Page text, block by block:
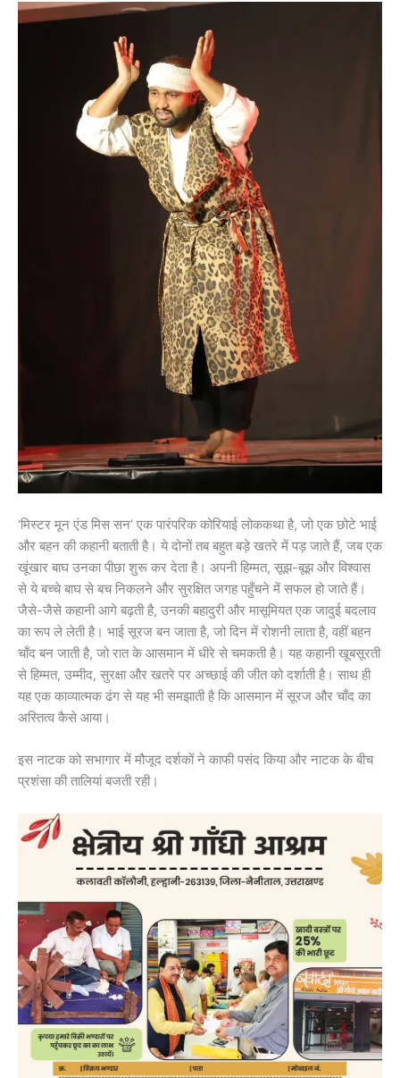
‘मिस्टर मून एंड मिस सन’ एक पारंपरिक कोरियाई लोककथा है, जो एक छोटे भाई
और बहन की कहानी बताती है। ये दोनों तब बहुत बड़े खतरे में पड़ जाते हैं, जब एक
खूंखार बाघ उनका पीछा शुरू कर देता है। अपनी हिम्मत, सूझ-बूझ और विश्वास
से ये बच्चे बाघ से बच निकलने और सुरक्षित जगह पहुँचने में सफल हो जाते हैं।
जैसे-जैसे कहानी आगे बढ़ती है, उनकी बहादुरी और मासूमियत एक जादुई बदलाव
का रूप ले लेती है। भाई सूरज बन जाता है, जो दिन में रोशनी लाता है, वहीं बहन
चाँद बन जाती है, जो रात के आसमान में धीरे से चमकती है। यह कहानी खूबसूरती
से हिम्मत, उम्मीद, सुरक्षा और खतरे पर अच्छाई की जीत को दर्शाती है। साथ ही
यह एक काव्यात्मक ढंग से यह भी समझाती है कि आसमान में सूरज और चाँद का
अस्तित्व कैसे आया।
इस नाटक को सभागार में मौजूद दर्शकों ने काफी पसंद किया और नाटक के बीच
प्रशंसा की तालियां बजती रही।